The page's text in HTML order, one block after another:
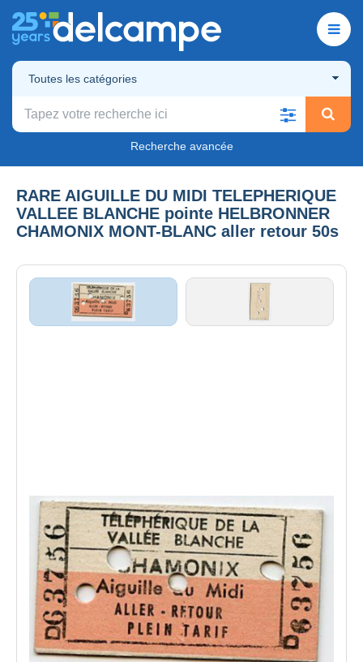
Toutes les catégories
Recherche avancée
RARE AIGUILLE DU MIDI TELEPHERIQUE
VALLEE BLANCHE pointe HELBRONNER
CHAMONIX MONT-BLANC aller retour 50s